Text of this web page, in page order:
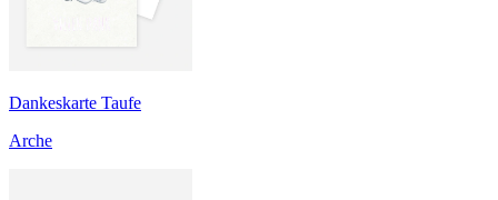
Dankeskarte Taufe
Arche